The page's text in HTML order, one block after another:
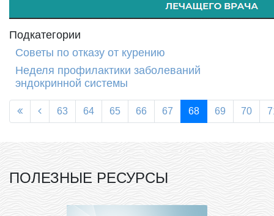
Подкатегории
Советы по отказу от курению
Неделя профилактики заболеваний
эндокринной системы
63 64 65 66 67 68 69 70
ПОЛЕЗНЫЕ РЕСУРСЫ